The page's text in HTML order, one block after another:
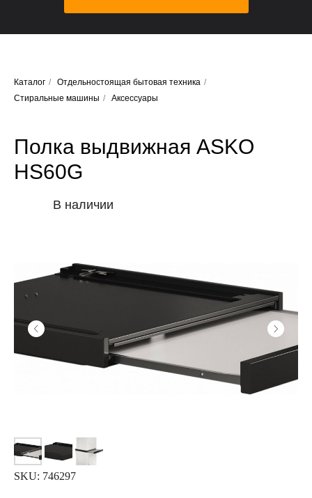
Каталог / Отдельностоящая бытовая техника /
Стиральные машины / Аксессуары
Полка выдвижная ASKO
HS60G
SKU: 746297
В наличии